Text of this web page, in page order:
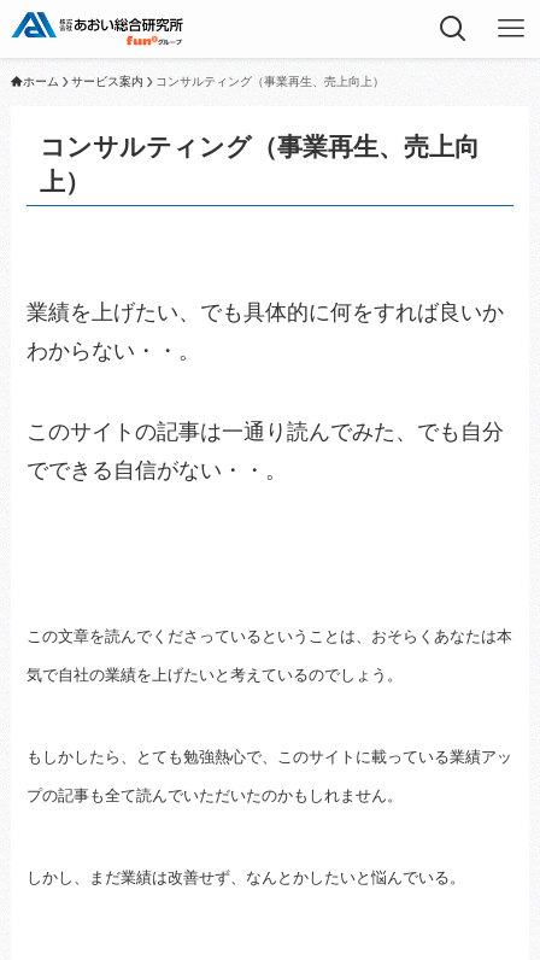
ホーム サービス案内 コンサルティング（事業再生、売上向上）
コンサルティング（事業再生、売上向
上）
業績を上げたい、でも具体的に何をすれば良いか
わからない・・。
このサイトの記事は一通り読んでみた、でも自分
でできる自信がない・・。
この文章を読んでくださっているということは、おそらくあなたは本
気で自社の業績を上げたいと考えているのでしょう。
もしかしたら、とても勉強熱心で、このサイトに載っている業績アッ
プの記事も全て読んでいただいたのかもしれません。
しかし、まだ業績は改善せず、なんとかしたいと悩んでいる。